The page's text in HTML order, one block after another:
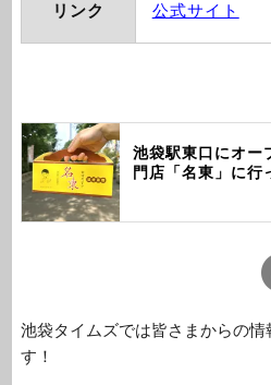
リンク 公式サイト
池袋駅東口にオー
門店「名東」に行
池袋タイムズでは皆さまからの情
す！